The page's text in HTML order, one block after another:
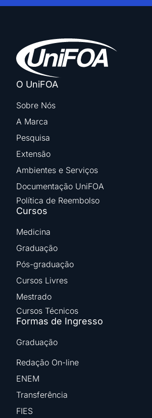
O UniFOA
Sobre Nós
A Marca
Pesquisa
Extensão
Ambientes e Serviços
Documentação UniFOA
Política de Reembolso
Cursos
Medicina
Graduação
Pós-graduação
Cursos Livres
Mestrado
Cursos Técnicos
Formas de Ingresso
Graduação
Redação On-line
ENEM
Transferência
FIES